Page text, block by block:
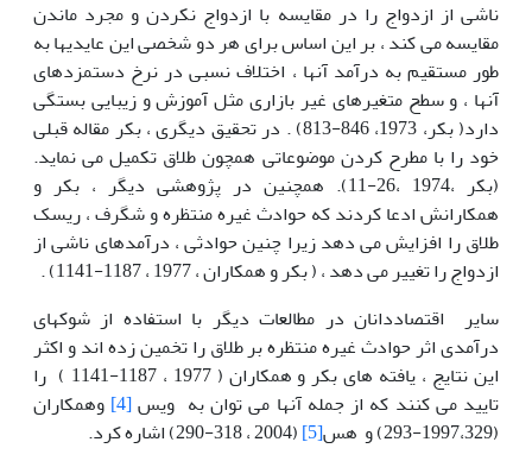
ناشی از ازدواج را در مقایسه با ازدواج نکردن و مجرد ماندن
مقایسه می کند ، بر این اساس برای هر دو شخصی این عایدیها به
طور مستقیم به درآمد آنها ، اختلاف نسبی در نرخ دستمزدهای
آنها ، و سطح متغیرهای غیر بازاری مثل آموزش و زیبایی بستگی
دارد( بکر، 1973، 846-813) . در تحقیق دیگری ، بکر مقاله قبلی
خود را با مطرح کردن موضوعاتی همچون طلاق تکمیل می نماید.
(بکر ،1974 ،26-11). همچنین در پژوهشی دیگر ، بکر و
همکارانش ادعا کردند که حوادث غیره منتظره و شگرف ، ریسک
طلاق را افزایش می دهد زیرا چنین حوادثی ، درآمدهای ناشی از
ازدواج را تغییر می دهد ، ( بکر و همکاران ، 1977 ، 1187-1141) .
سایر اقتصاددانان در مطالعات دیگر با استفاده از شوکهای
درآمدی اثر حوادث غیره منتظره بر طلاق را تخمین زده اند و اکثر
این نتایج ، یافته های بکر و همکاران ( 1977 ، 1187-1141 ) را
تایید می کنند که از جمله آنها می توان به ویس[4]
وهمکاران
(1997،329-293) و هس
[5] (2004 ، 318-290) اشاره کرد.